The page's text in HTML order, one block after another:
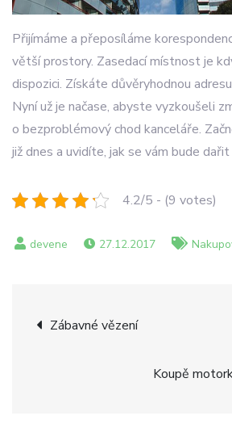
Přijímáme a přeposíláme
větší prostory. Zasedací místnost je
dispozici. Získáte důvěryhodnou
Nyní už je načase, abyste vyzkoušeli
o bezproblémový chod kanceláře.
již dnes a uvidíte, jak se vám bude
4.2/5 - (9 votes)
27.12.2017
Navigace
Zábavné vězení
Koupě